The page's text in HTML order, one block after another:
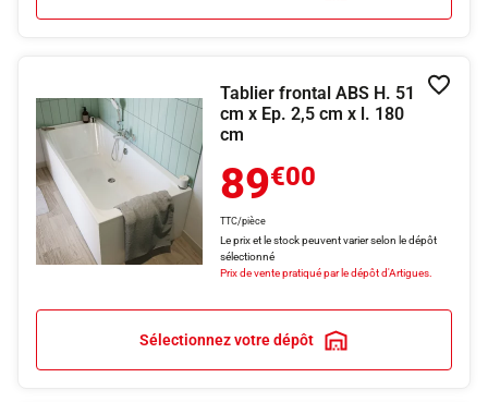
Tablier frontal ABS H. 51
cm x Ep. 2,5 cm x l. 180
cm
89€00
TTC/pièce
Le prix et le stock peuvent varier selon le dépôt
sélectionné
Prix de vente pratiqué par le dépôt d'Artigues.
Sélectionnez votre dépôt